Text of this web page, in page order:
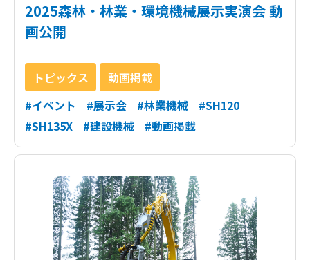
2025森林・林業・環境機械展示実演会 動
画公開
トピックス
動画掲載
#イベント
#展示会 #林業機械
#SH120
#SH135X
#建設機械 #動画掲載